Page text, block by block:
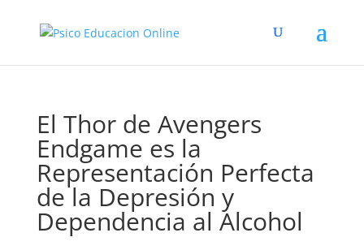
El Thor de Avengers
Endgame es la
Representación Perfecta
de la Depresión y
Dependencia al Alcohol